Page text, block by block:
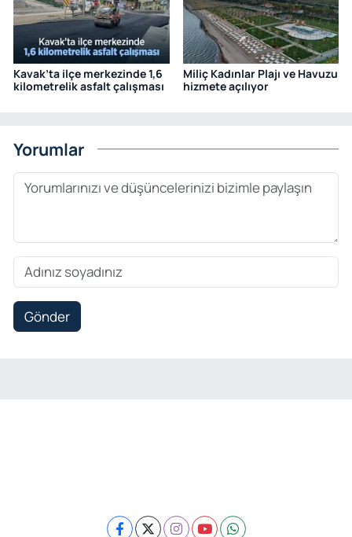
Kavak’ta ilçe merkezinde 1,6
kilometrelik asfalt çalışması
Miliç Kadınlar Plajı ve Havuzu
hizmete açılıyor
Yorumlar
Gönder